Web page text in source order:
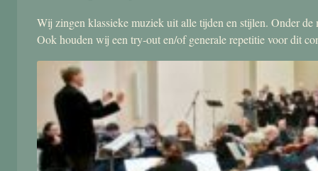
Wij zingen klassieke muziek uit alle tijden en stijlen. Onder
Ook houden wij een try-out en/of generale repetitie voor dit